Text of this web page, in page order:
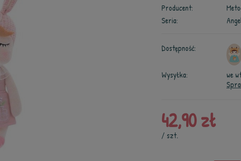
Producent:
Seria:
Dostępność:
Wysyłka:
we
42,90 zł
/ szt.